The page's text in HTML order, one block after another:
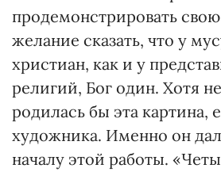
продемонстрировать
желание сказать, что у
христиан, как и у
религий, Бог один. Хотя
родилась бы эта картина,
художника. Именно он
началу этой работы.